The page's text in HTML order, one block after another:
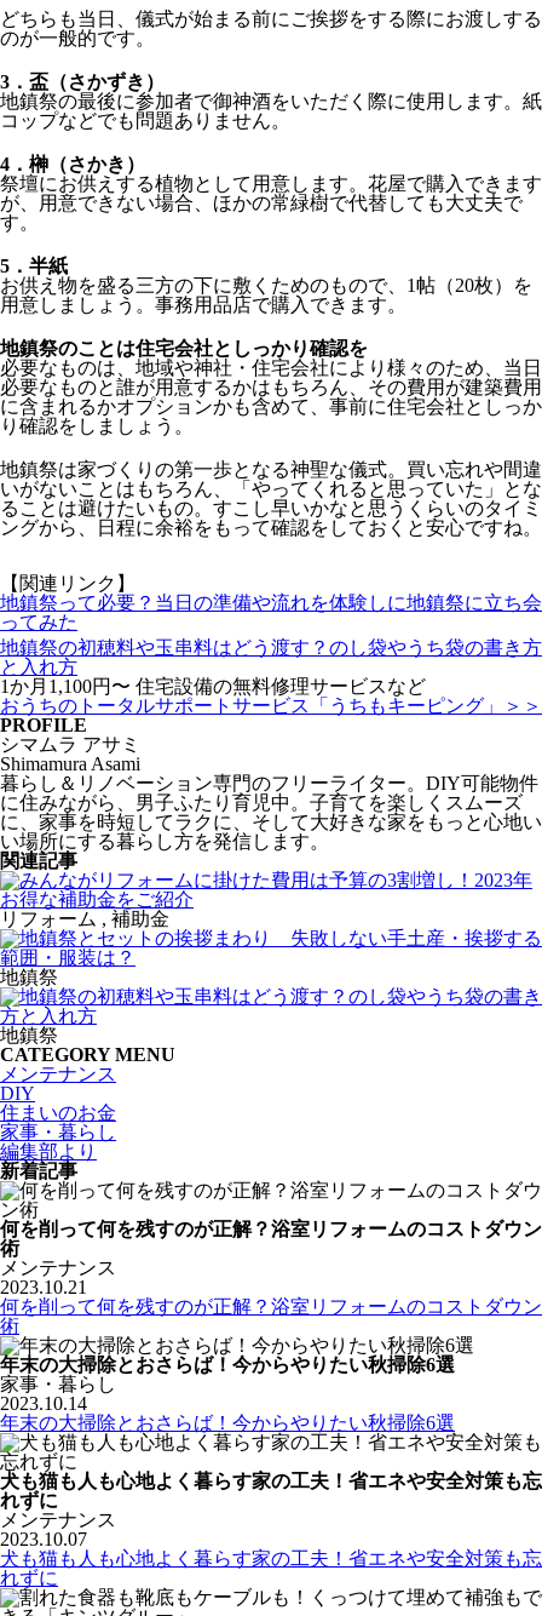
どちらも当日、儀式が始まる前にご挨拶をする際にお渡しする
のが一般的です。
3． 盃（さかずき）
地鎮祭の最後に参加者で御神酒をいただく際に使用します。紙
コップなどでも問題ありません。
4． 榊（さかき）
祭壇にお供えする植物として用意します。花屋で購入できます
が、用意できない場合、ほかの常緑樹で代替しても大丈夫で
す。
5． 半紙
お供え物を盛る三方の下に敷くためのもので、1帖（20枚）を
用意しましょう。事務用品店で購入できます。
地鎮祭のことは住宅会社としっかり確認を
必要なものは、地域や神社・住宅会社により様々のため、当日
必要なものと誰が用意するかはもちろん、その費用が建築費用
に含まれるかオプションかも含めて、事前に住宅会社としっか
り確認をしましょう。
地鎮祭は家づくりの第一歩となる神聖な儀式。買い忘れや間違
いがないことはもちろん、「やってくれると思っていた」とな
ることは避けたいもの。すこし早いかなと思うくらいのタイミ
ングから、日程に余裕をもって確認をしておくと安心ですね。
【関連リンク】
地鎮祭って必要？当日の準備や流れを体験しに地鎮祭に立ち会
ってみた
地鎮祭の初穂料や玉串料はどう渡す？のし袋やうち袋の書き方
と入れ方
1か月1,100円〜 住宅設備の無料修理サービスなど
おうちのトータルサポートサービス「うちもキーピング」＞＞
PROFILE
シマムラ アサミ
Shimamura Asami
暮らし＆リノベーション専門のフリーライター。DIY可能物件
に住みながら、男子ふたり育児中。子育てを楽しくスムーズ
に、家事を時短してラクに、そして大好きな家をもっと心地い
い場所にする暮らし方を発信します。
関連記事
リフォーム , 補助金
地鎮祭
地鎮祭
CATEGORY MENU
メンテナンス
DIY
住まいのお金
家事・暮らし
編集部より
新着記事
何を削って何を残すのが正解？浴室リフォームのコストダウン
術
メンテナンス
2023.10.21
何を削って何を残すのが正解？浴室リフォームのコストダウン
術
年末の大掃除とおさらば！今からやりたい秋掃除6選
家事・暮らし
2023.10.14
年末の大掃除とおさらば！今からやりたい秋掃除6選
犬も猫も人も心地よく暮らす家の工夫！省エネや安全対策も忘
れずに
メンテナンス
2023.10.07
犬も猫も人も心地よく暮らす家の工夫！省エネや安全対策も忘
れずに